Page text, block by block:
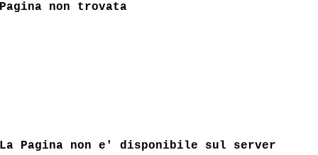
Pagina non trovata
La Pagina non e' disponibile sul server